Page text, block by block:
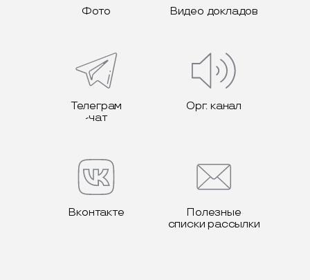
Фото Видео докладов
Телеграм
-чат
Орг. канал
Вконтакте
Полезные
списки рассылки